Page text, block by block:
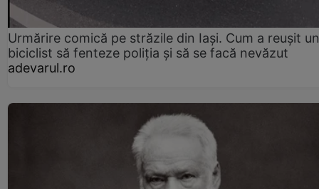
Urmărire comică pe străzile din Iași. Cum a reușit un
biciclist să fenteze poliția și să se facă nevăzut
adevarul.ro